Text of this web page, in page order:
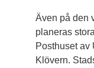
Även på den
planeras
Posthuset av
Klövern.